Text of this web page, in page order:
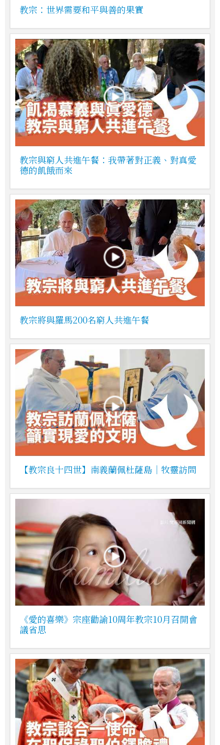
教宗：世界需要和平與善的果實
教宗與窮人共進午餐：我帶著對正義、對真愛
德的飢餓而來
教宗將與羅馬200名窮人共進午餐
【教宗良十四世】南義蘭佩杜薩島｜牧靈訪問
《愛的喜樂》宗座勸諭10周年教宗10月召開會
議省思